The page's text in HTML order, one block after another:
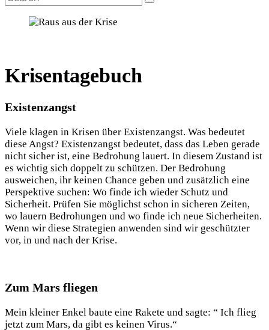
Krisentagebuch
Existenzangst
Viele klagen in Krisen über Existenzangst. Was bedeutet
diese Angst? Existenzangst bedeutet, dass das Leben gerade
nicht sicher ist, eine Bedrohung lauert. In diesem Zustand ist
es wichtig sich doppelt zu schützen. Der Bedrohung
ausweichen, ihr keinen Chance geben und zusätzlich eine
Perspektive suchen: Wo finde ich wieder Schutz und
Sicherheit. Prüfen Sie möglichst schon in sicheren Zeiten,
wo lauern Bedrohungen und wo finde ich neue Sicherheiten.
Wenn wir diese Strategien anwenden sind wir geschützter
vor, in und nach der Krise.
Zum Mars fliegen
Mein kleiner Enkel baute eine Rakete und sagte: “ Ich flieg
jetzt zum Mars, da gibt es keinen Virus.“